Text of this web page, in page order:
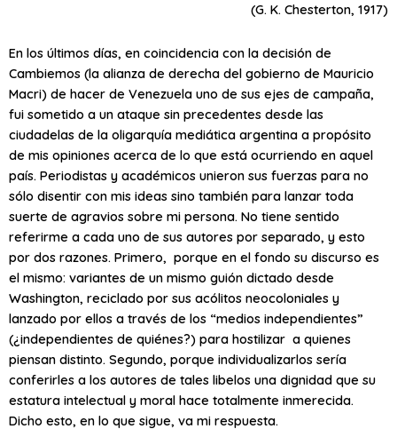
(G. K. Chesterton, 1917)
En los últimos días, en coincidencia con la decisión de
Cambiemos (la alianza de derecha del gobierno de Mauricio
Macri) de hacer de Venezuela uno de sus ejes de campaña,
fui sometido a un ataque sin precedentes desde las
ciudadelas de la oligarquía mediática argentina a propósito
de mis opiniones acerca de lo que está ocurriendo en aquel
país. Periodistas y académicos unieron sus fuerzas para no
sólo disentir con mis ideas sino también para lanzar toda
suerte de agravios sobre mi persona. No tiene sentido
referirme a cada uno de sus autores por separado, y esto
por dos razones. Primero, porque en el fondo su discurso es
el mismo: variantes de un mismo guión dictado desde
Washington, reciclado por sus acólitos neocoloniales y
lanzado por ellos a través de los “medios independientes”
(¿independientes de quiénes?) para hostilizar a quienes
piensan distinto. Segundo, porque individualizarlos sería
conferirles a los autores de tales libelos una dignidad que su
estatura intelectual y moral hace totalmente inmerecida.
Dicho esto, en lo que sigue, va mi respuesta.